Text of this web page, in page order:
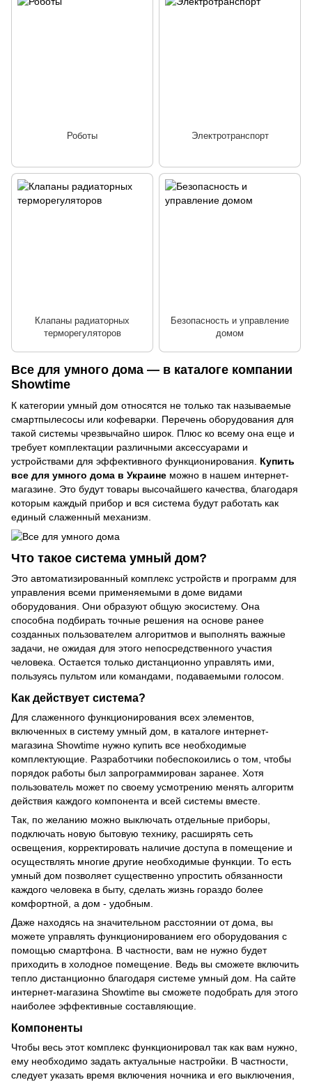
Все для умного дома — в каталоге компании
Showtime
К категории умный дом относятся не только так называемые
смартпылесосы или кофеварки. Перечень оборудования для
такой системы чрезвычайно широк. Плюс ко всему она еще и
требует комплектации различными аксессуарами и
устройствами для эффективного функционирования. Купить
все для умного дома в Украине можно в нашем интернет-
магазине. Это будут товары высочайшего качества, благодаря
которым каждый прибор и вся система будут работать как
единый слаженный механизм.
Что такое система умный дом?
Это автоматизированный комплекс устройств и программ для
управления всеми применяемыми в доме видами
оборудования. Они образуют общую экосистему. Она
способна подбирать точные решения на основе ранее
созданных пользователем алгоритмов и выполнять важные
задачи, не ожидая для этого непосредственного участия
человека. Остается только дистанционно управлять ими,
пользуясь пультом или командами, подаваемыми голосом.
Как действует система?
Для слаженного функционирования всех элементов,
включенных в систему умный дом, в каталоге интернет-
магазина Showtime нужно купить все необходимые
комплектующие. Разработчики побеспокоились о том, чтобы
порядок работы был запрограммирован заранее. Хотя
пользователь может по своему усмотрению менять алгоритм
действия каждого компонента и всей системы вместе.
Так, по желанию можно выключать отдельные приборы,
подключать новую бытовую технику, расширять сеть
освещения, корректировать наличие доступа в помещение и
осуществлять многие другие необходимые функции. То есть
умный дом позволяет существенно упростить обязанности
каждого человека в быту, сделать жизнь гораздо более
комфортной, а дом - удобным.
Даже находясь на значительном расстоянии от дома, вы
можете управлять функционированием его оборудования с
помощью смартфона. В частности, вам не нужно будет
приходить в холодное помещение. Ведь вы сможете включить
тепло дистанционно благодаря системе умный дом. На сайте
интернет-магазина Showtime вы сможете подобрать для этого
наиболее эффективные составляющие.
Компоненты
Чтобы весь этот комплекс функционировал так как вам нужно,
ему необходимо задать актуальные настройки. В частности,
следует указать время включения ночника и его выключения,
Роботы Электротранспорт
Клапаны радиаторных
терморегуляторов
Безопасность и управление
домом